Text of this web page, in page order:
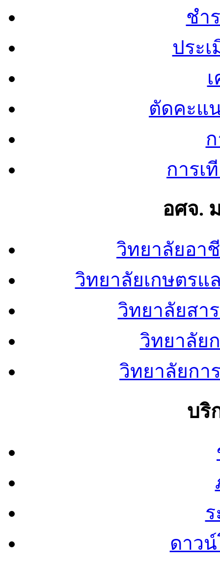
ชำ
ประ
ตัดคะแ
การเ
อศจ.
วิทยาลัยอา
วิทยาลัยเกษตรแ
วิทยาลัยสา
วิทยาลัย
วิทยาลัยก
บริ
ดาว